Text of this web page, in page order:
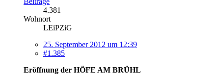
4.381
Wohnort
LEiPZiG
25. September 2012 um 12:39
#1.385
Eröffnung der HÖFE AM BRÜHL